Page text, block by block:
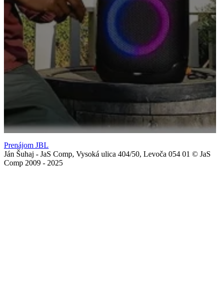
Prenájom JBL
Ján Šuhaj - JaS Comp, Vysoká ulica 404/50, Levoča 054 01 © JaS
Comp 2009 - 2025